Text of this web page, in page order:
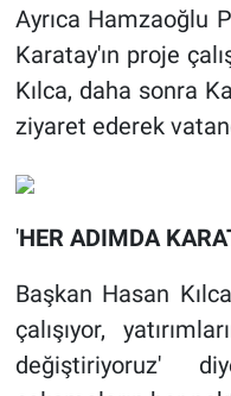
Ayrıca Hamzaoğlu
Karatay'ın proje
Kılca, daha sonra
ziyaret ederek
'HER ADIMDA
Başkan Hasan
çalışıyor,
değiştiriyoruz'